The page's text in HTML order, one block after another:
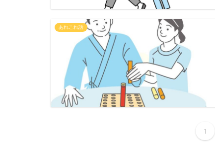
あれこれ話
1